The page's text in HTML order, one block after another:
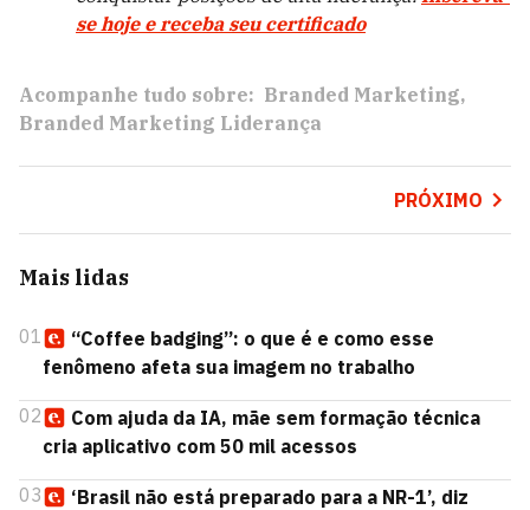
se hoje e receba seu certificado
Acompanhe tudo sobre: Branded Marketing
Branded Marketing Liderança
PRÓXIMO
Mais lidas
01
“Coffee badging”: o que é e como esse
fenômeno afeta sua imagem no trabalho
02
Com ajuda da IA, mãe sem formação técnica
cria aplicativo com 50 mil acessos
03
‘Brasil não está preparado para a NR-1’, diz